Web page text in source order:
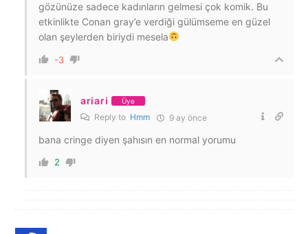
gözünüze sadece kadınların gelmesi çok komik. Bu
etkinlikte Conan gray’e verdiği gülümseme en güzel
olan şeylerden biriydi mesela
-3
ariari Üye
Reply to Hmm 9 ay önce
bana cringe diyen şahısın en normal yorumu
2